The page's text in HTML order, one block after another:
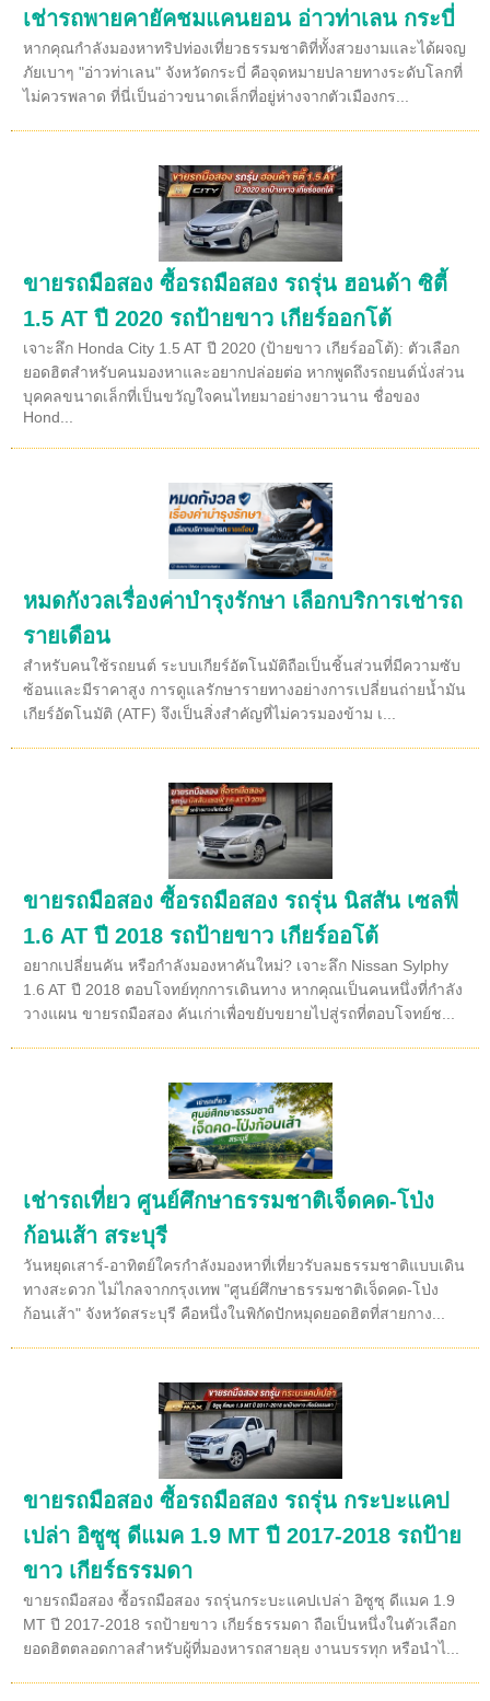
เช่ารถพายคายัคชมแคนยอน อ่าวท่าเลน กระบี่
หากคุณกำลังมองหาทริปท่องเที่ยวธรรมชาติที่ทั้งสวยงามและได้ผจญ
ภัยเบาๆ "อ่าวท่าเลน" จังหวัดกระบี่ คือจุดหมายปลายทางระดับโลกที่
ไม่ควรพลาด ที่นี่เป็นอ่าวขนาดเล็กที่อยู่ห่างจากตัวเมืองกร...
ขายรถมือสอง ซื้อรถมือสอง รถรุ่น ฮอนด้า ซิตี้
1.5 AT ปี 2020 รถป้ายขาว เกียร์ออกโต้
เจาะลึก Honda City 1.5 AT ปี 2020 (ป้ายขาว เกียร์ออโต้): ตัวเลือก
ยอดฮิตสำหรับคนมองหาและอยากปล่อยต่อ หากพูดถึงรถยนต์นั่งส่วน
บุคคลขนาดเล็กที่เป็นขวัญใจคนไทยมาอย่างยาวนาน ชื่อของ
Hond...
หมดกังวลเรื่องค่าบำรุงรักษา เลือกบริการเช่ารถ
รายเดือน
สำหรับคนใช้รถยนต์ ระบบเกียร์อัตโนมัติถือเป็นชิ้นส่วนที่มีความซับ
ซ้อนและมีราคาสูง การดูแลรักษารายทางอย่างการเปลี่ยนถ่ายน้ำมัน
เกียร์อัตโนมัติ (ATF) จึงเป็นสิ่งสำคัญที่ไม่ควรมองข้าม เ...
ขายรถมือสอง ซื้อรถมือสอง รถรุ่น นิสสัน เซลฟี่
1.6 AT ปี 2018 รถป้ายขาว เกียร์ออโต้
อยากเปลี่ยนคัน หรือกำลังมองหาคันใหม่? เจาะลึก Nissan Sylphy
1.6 AT ปี 2018 ตอบโจทย์ทุกการเดินทาง หากคุณเป็นคนหนึ่งที่กำลัง
วางแผน ขายรถมือสอง คันเก่าเพื่อขยับขยายไปสู่รถที่ตอบโจทย์ช...
เช่ารถเที่ยว ศูนย์ศึกษาธรรมชาติเจ็ดคด-โป่ง
ก้อนเส้า สระบุรี
วันหยุดเสาร์-อาทิตย์ใครกำลังมองหาที่เที่ยวรับลมธรรมชาติแบบเดิน
ทางสะดวก ไม่ไกลจากกรุงเทพ "ศูนย์ศึกษาธรรมชาติเจ็ดคด-โป่ง
ก้อนเส้า" จังหวัดสระบุรี คือหนึ่งในพิกัดปักหมุดยอดฮิตที่สายกาง...
ขายรถมือสอง ซื้อรถมือสอง รถรุ่น กระบะแคป
เปล่า อิซูซุ ดีแมค 1.9 MT ปี 2017-2018 รถป้าย
ขาว เกียร์ธรรมดา
ขายรถมือสอง ซื้อรถมือสอง รถรุ่นกระบะแคปเปล่า อิซูซุ ดีแมค 1.9
MT ปี 2017-2018 รถป้ายขาว เกียร์ธรรมดา ถือเป็นหนึ่งในตัวเลือก
ยอดฮิตตลอดกาลสำหรับผู้ที่มองหารถสายลุย งานบรรทุก หรือนำไ...